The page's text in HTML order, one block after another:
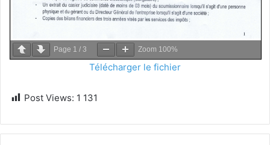
Page 1 / 3 Zoom 100%
Télécharger le fichier
Post Views: 1 131